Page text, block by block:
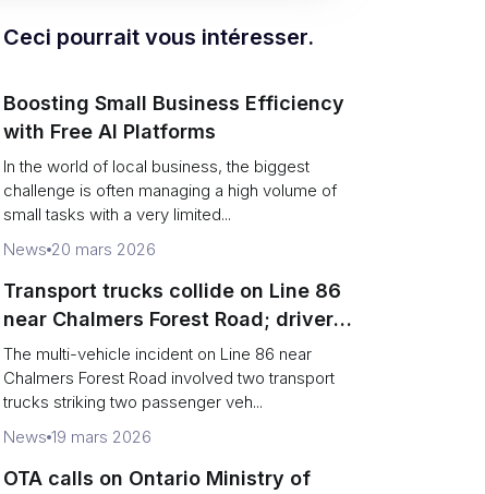
Ceci pourrait vous intéresser.
Boosting Small Business Efficiency
with Free AI Platforms
In the world of local business, the biggest
challenge is often managing a high volume of
small tasks with a very limited...
News 20 mars 2026
Transport trucks collide on Line 86
near Chalmers Forest Road; driver
charged after secondary impact
The multi-vehicle incident on Line 86 near
Chalmers Forest Road involved two transport
trucks striking two passenger veh...
News 19 mars 2026
OTA calls on Ontario Ministry of